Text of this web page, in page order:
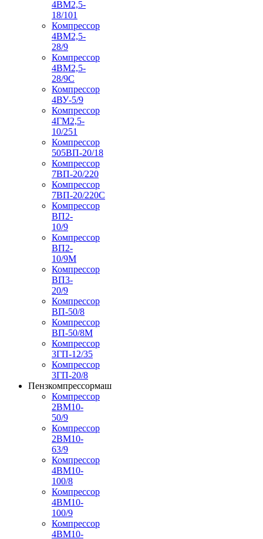
4ВМ2,5-
18/101
Компрессор
4ВМ2,5-
28/9
Компрессор
4ВМ2,5-
28/9С
Компрессор
4ВУ-5/9
Компрессор
4ГМ2,5-
10/251
Компрессор
505ВП-20/18
Компрессор
7ВП-20/220
Компрессор
7ВП-20/220С
Компрессор
ВП2-
10/9
Компрессор
ВП2-
10/9М
Компрессор
ВП3-
20/9
Компрессор
ВП-50/8
Компрессор
ВП-50/8М
Компрессор
3ГП-12/35
Компрессор
3ГП-20/8
Пензкомпрессормаш
Компрессор
2ВМ10-
50/9
Компрессор
2ВМ10-
63/9
Компрессор
4ВМ10-
100/8
Компрессор
4ВМ10-
100/9
Компрессор
4ВМ10-